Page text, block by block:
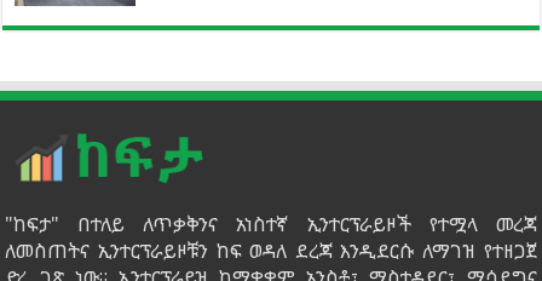
"ከፍታ" በተለይ ለጥቃቅንና አነስተኛ ኢንተርፕራይዞች የተሟላ መረጃ
ለመስጠትና ኢንተርፕራይዞቹን ከፍ ወዳለ ደረጃ እንዲደርሱ ለማገዝ የተዘጋጀ